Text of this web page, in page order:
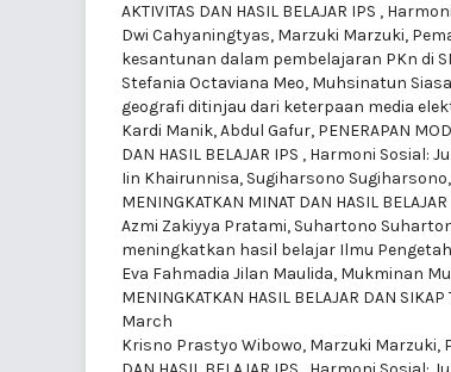
AKTIVITAS DAN HASIL BELAJAR IPS ,
Dwi Cahyaningtyas, Marzuki Marzuki,
kesantunan dalam pembelajaran PKn di
Stefania Octaviana Meo, Muhsinatun
geografi ditinjau dari keterpaan media
Kardi Manik, Abdul Gafur, PENERAPAN
DAN HASIL BELAJAR IPS , Harmoni Sosial:
Iin Khairunnisa, Sugiharsono Sugiharsono,
MENINGKATKAN MINAT DAN HASIL BELAJAR
Azmi Zakiyya Pratami, Suhartono
meningkatkan hasil belajar Ilmu
Eva Fahmadia Jilan Maulida, Mukminan
MENINGKATKAN HASIL BELAJAR DAN
March
Krisno Prastyo Wibowo, Marzuki Marzuki,